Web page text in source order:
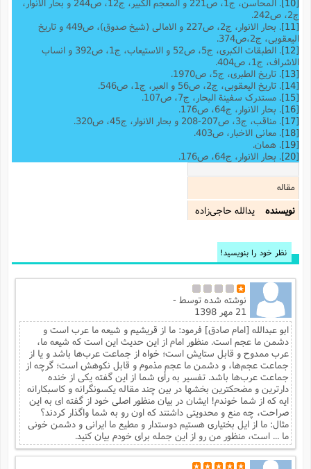
ج2، ص242.
. بحار الانوار، ج2، ص227 و الامالی (شیخ صدوق)، ص449 و تاریخ
الیعقوبى، ج‌2،ص374.
. الطبقات الکبری، ج5، ص52 و الاستیعاب، ج1، ص392 و انساب
الاشراف، ج1، ص404.
. تاریخ الطبری، ج5، ص1970.
. تاریخ الیعقوبی،‌ ج2، ص56 و العبر، ج1، ص546.
. مستدرک سفینة البحار، ج7، ص107.
. بحار الانوار، ج64، ص176.
. مناقب، ج3، ص207-208 و بحار الانوار، ج45، ص320.
. معانی الاخبار، ص403.
. همان.
. بحار الانوار، ج64، ص176.
مقاله
نویسنده
یدالله حاجی‌زاده
نظر خود را بنویسید!
نوشته شده توسط-
21 مهر 1398
ابو عبدالله [امام صادق] فرمود: ما از قریشیم و شیعه ما عرب است و
دشمن ما عجم است. منظور امام از این حدیث این است که شیعه ما،
عرب ممدوح و قابل ستایش است؛ خواه از جماعت عرب‌ها باشد و یا از
جماعت عجم‌ها، و دشمن ما عجم مذموم و قابل نکوهش است؛ گرچه از
جماعت عرب‌ها باشد. تفسیر به رأی شما از این گفته یکی از خنده
دارترین و مضحکترین بخشها در بین چند مقاله یکسونگرانه و کاسبکارانه
ایه که از شما خوندم! ایشان در بیان منظور اصلی خود از گفته ای به این
صراحت، چه منع و محدویتی داشتند که اون رو به شما واگذار کردند؟
مثال: ما از ایل بختیاری هستیم دوستدار و مطیع ما ایرانی و دشمن خونی
ما ... است، منظور من رو از این جمله برای خودم بیان کنید.